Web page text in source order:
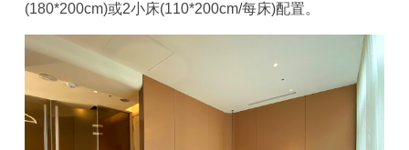
(180*200cm)或2小床(110*200cm/每床)配置。